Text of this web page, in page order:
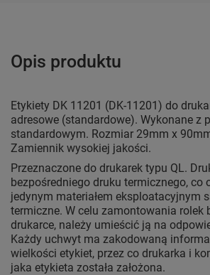
Opis produktu
Etykiety DK 11201 (DK-11201) do
adresowe (standardowe). Wykonane z
standardowym. Rozmiar 29mm x
Zamiennik wysokiej jakości.
Przeznaczone do drukarek typu QL.
bezpośredniego druku termicznego, co
jedynym materiałem eksploatacyjnym
termiczne. W celu zamontowania rolek
drukarce, należy umieścić ją na
Każdy uchwyt ma zakodowaną
wielkości etykiet, przez co drukarka i
jaka etykieta została założona.